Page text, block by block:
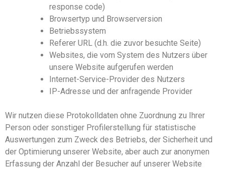
response code)
Browsertyp und Browserversion
Betriebssystem
Referer URL (d.h. die zuvor besuchte Seite)
Websites, die vom System des Nutzers über
unsere Website aufgerufen werden
Internet-Service-Provider des Nutzers
IP-Adresse und der anfragende Provider
Wir nutzen diese Protokolldaten ohne Zuordnung zu Ihrer
Person oder sonstiger Profilerstellung für statistische
Auswertungen zum Zweck des Betriebs, der Sicherheit und
der Optimierung unserer Website, aber auch zur anonymen
Erfassung der Anzahl der Besucher auf unserer Website